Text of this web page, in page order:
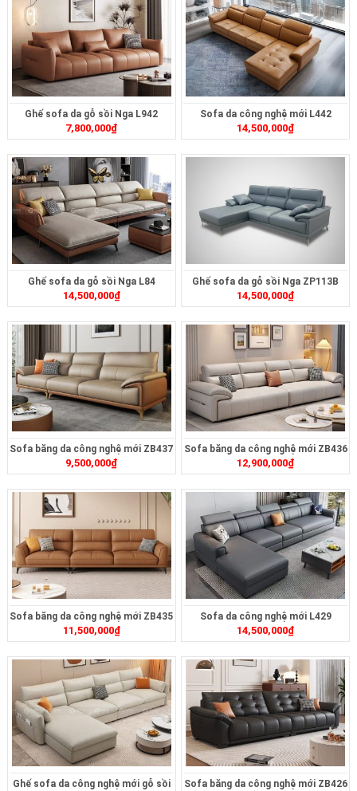
Ghế sofa da gỗ sồi Nga L942
7,800,000₫
Sofa da công nghệ mới L442
14,500,000₫
Ghế sofa da gỗ sồi Nga L84
14,500,000₫
Ghế sofa da gỗ sồi Nga ZP113B
14,500,000₫
Sofa băng da công nghệ mới ZB437
9,500,000₫
Sofa băng da công nghệ mới ZB436
12,900,000₫
Sofa băng da công nghệ mới ZB435
11,500,000₫
Sofa da công nghệ mới L429
14,500,000₫
Ghế sofa da công nghệ mới gỗ sồi
Sofa băng da công nghệ mới ZB426